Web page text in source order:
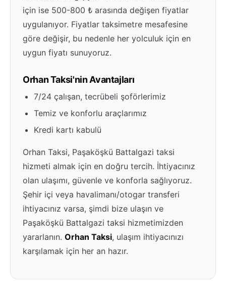
için ise 500-800 ₺ arasında değişen fiyatlar
uygulanıyor. Fiyatlar taksimetre mesafesine
göre değişir, bu nedenle her yolculuk için en
uygun fiyatı sunuyoruz.
Orhan Taksi'nin Avantajları
7/24 çalışan, tecrübeli şoförlerimiz
Temiz ve konforlu araçlarımız
Kredi kartı kabulü
Orhan Taksi, Paşaköşkü Battalgazi taksi
hizmeti almak için en doğru tercih. İhtiyacınız
olan ulaşımı, güvenle ve konforla sağlıyoruz.
Şehir içi veya havalimanı/otogar transferi
ihtiyacınız varsa, şimdi bize ulaşın ve
Paşaköşkü Battalgazi taksi hizmetimizden
yararlanın. Orhan Taksi, ulaşım ihtiyacınızı
karşılamak için her an hazır.